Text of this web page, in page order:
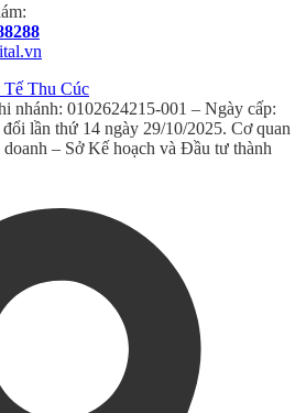
Thu Cúc
nhánh: 0102624215-001 – Ngày cấp:
lần thứ 14 ngày 29/10/2025. Cơ quan
– Sở Kế hoạch và Đầu tư thành